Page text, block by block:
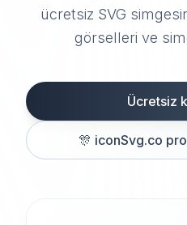
ücretsiz SVG
görselleri ve
Ücretsiz
🎊 iconSvg.co